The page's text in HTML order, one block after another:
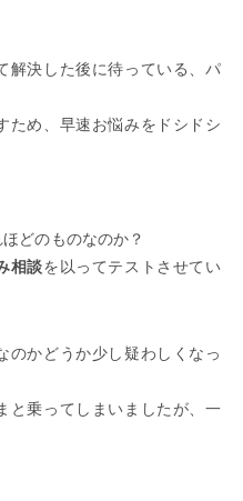
解決した後に待っている、パ
ため、早速お悩みをドシドシ
どのものなのか？
相談を以ってテストさせてい
のかどうか少し疑わしくなっ
と乗ってしまいましたが、一